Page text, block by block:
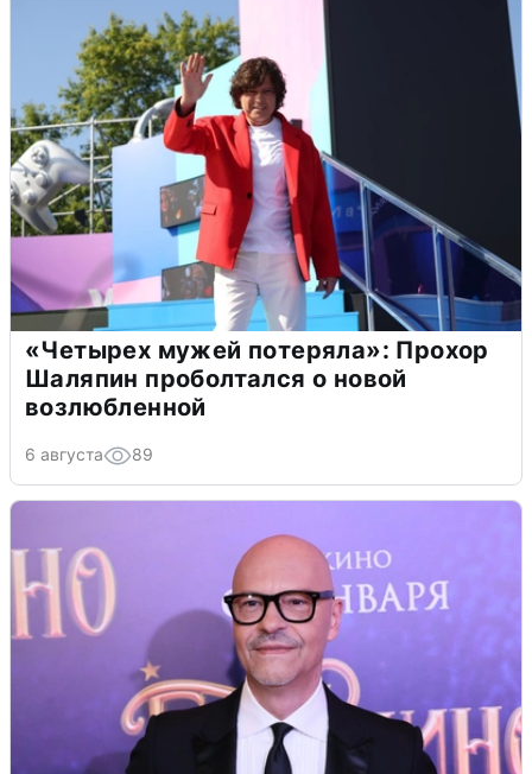
«Четырех мужей потеряла»: Прохор
Шаляпин проболтался о новой
возлюбленной
6 августа 89